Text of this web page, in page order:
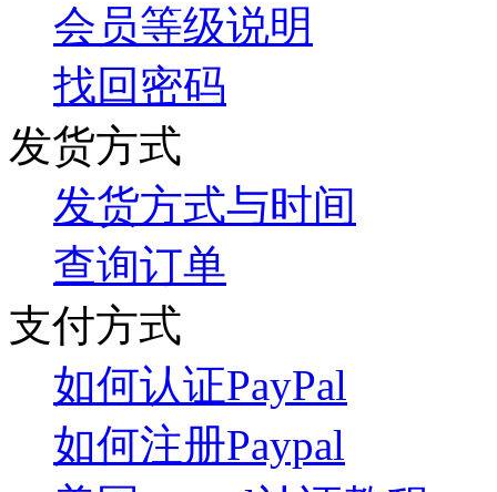
会员等级说明
找回密码
发货方式
发货方式与时间
查询订单
支付方式
如何认证PayPal
如何注册Paypal